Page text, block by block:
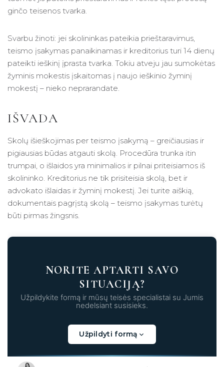
ginčo teisenos tvarka.
Svarbu žinoti: jei skolininkas pateikia prieštaravimus,
teismo įsakymas panaikinamas ir kreditorius turi 14 dienų
pateikti ieškinį įprasta tvarka. Tokiu atveju jau sumokėtas
žyminis mokestis įskaitomas į naujo ieškinio žyminį
mokestį – nieko neprarandate.
IŠVADA
Skolų išieškojimas per teismo įsakymą – greičiausias ir
pigiausias būdas atgauti skolą. Procedūra trunka itin
trumpai, o išlaidos yra minimalios ir pilnai priteisiamos iš
skolininko. Kreditorius ne tik prisiteisia skolą, bet ir
advokato išlaidas ir žyminį mokestį. Jei turite aiškią,
dokumentais pagrįstą skolą – teismo įsakymas turėtų
būti pirmas žingsnis.
NORITE APTARTI SAVO
SITUACIJĄ?
Užpildykite formą ir mūsų teisės specialistai su Jumis
nedelsiant susisieks.
Užpildyti formą